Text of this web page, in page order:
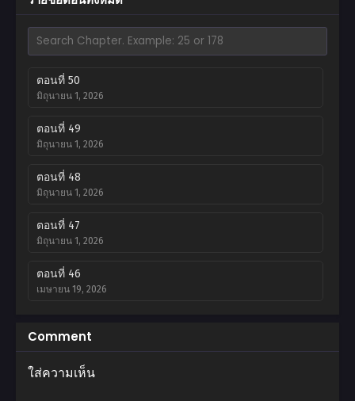
ตอนที่ 50
มิถุนายน 1, 2026
ตอนที่ 49
มิถุนายน 1, 2026
ตอนที่ 48
มิถุนายน 1, 2026
ตอนที่ 47
มิถุนายน 1, 2026
ตอนที่ 46
เมษายน 19, 2026
เมษายน 19, 2026
ตอนที่ 44
Comment
ใส่ความเห็น